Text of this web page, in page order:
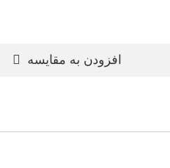
افزودن به مقایسه